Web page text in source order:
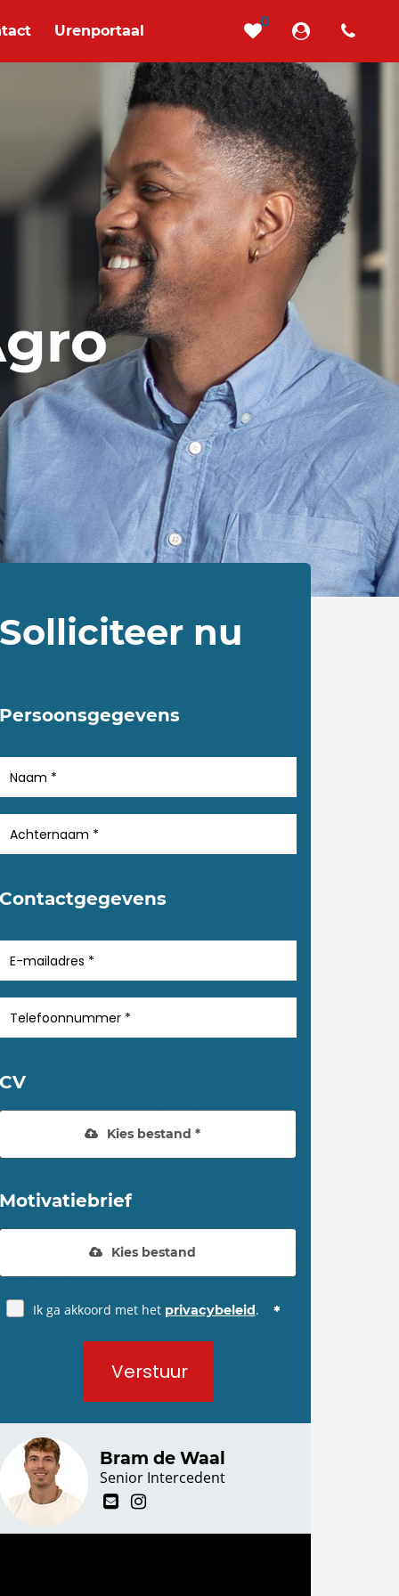
Urenportaal
0
Bram de Waal
Senior Intercedent
Solliciteer nu
Persoonsgegevens
Contactgegevens
CV
Kies bestand *
Motivatiebrief
Kies bestand
Ik ga akkoord met het privacybeleid.
Verstuur